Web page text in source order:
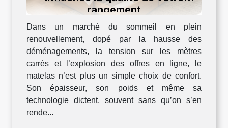
rangement
Dans un marché du sommeil en plein
renouvellement, dopé par la hausse des
déménagements, la tension sur les mètres
carrés et l’explosion des offres en ligne, le
matelas n’est plus un simple choix de confort.
Son épaisseur, son poids et même sa
technologie dictent, souvent sans qu’on s’en
rende...